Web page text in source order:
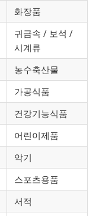
화장품
귀금속 / 보석 /
시계류
농수축산물
가공식품
건강기능식품
어린이제품
악기
스포츠용품
서적